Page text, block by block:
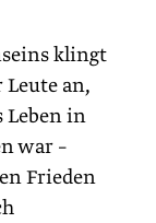
klingt
an,
Leben in
war –
Frieden